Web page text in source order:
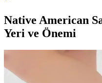
Native American
Yeri ve Önemi